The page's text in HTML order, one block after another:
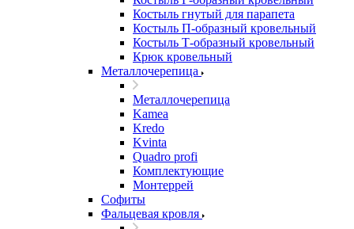
Костыль гнутый для парапета
Костыль П-образный кровельный
Костыль Т-образный кровельный
Крюк кровельный
Металлочерепица
Металлочерепица
Kamea
Kredo
Kvinta
Quadro profi
Комплектующие
Монтеррей
Софиты
Фальцевая кровля